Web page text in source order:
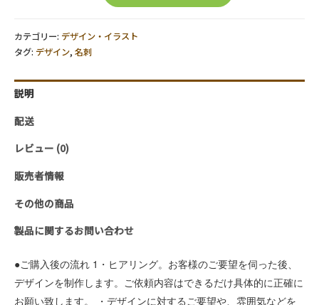
け
の
リ
ナ
名
刺
ザ
イ
作
成
い
カテゴリー: デザイン・イラスト
タグ: デザイン, 名刺
説明
配送
レビュー (0)
販売者情報
その他の商品
製品に関するお問い合わせ
●ご購入後の流れ 1・ヒアリング。お客様のご要望を伺った後、
デザインを制作します。 ご依頼内容はできるだけ具体的に正確に
お願い致します。 ・デザインに対するご要望や、雰囲気などを